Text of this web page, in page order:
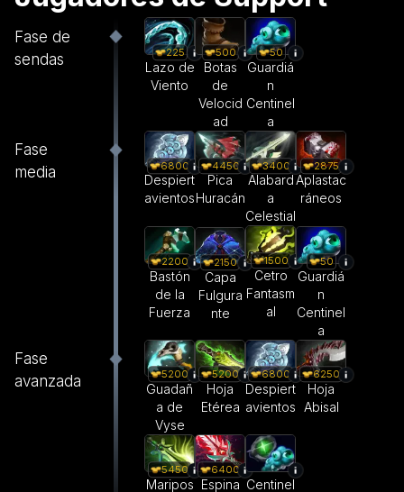
Fase de
sendas
225
Lazo de
Viento
500
Botas
de
Velocid
ad
50
Guardiá
n
Centinel
a
Fase
media
6800
Despiert
avientos
4450
Pica
Huracán
3400
Alabard
a
Celestial
2875
Aplastac
ráneos
2200
Bastón
de la
Fuerza
2150
Capa
Fulgura
nte
1500
Cetro
Fantasm
al
50
Guardiá
n
Centinel
a
Fase
avanzada
5200
Guadañ
a de
Vyse
5200
Hoja
Etérea
6800
Despiert
avientos
6250
Hoja
Abisal
5450
Maripos
6400
Espina Centinel